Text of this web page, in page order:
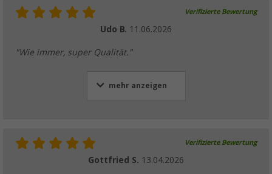
Verifizierte Bewertung
Udo B. 11.06.2026
"Wie immer, super Qualität."
mehr anzeigen
Verifizierte Bewertung
Gottfried S. 13.04.2026